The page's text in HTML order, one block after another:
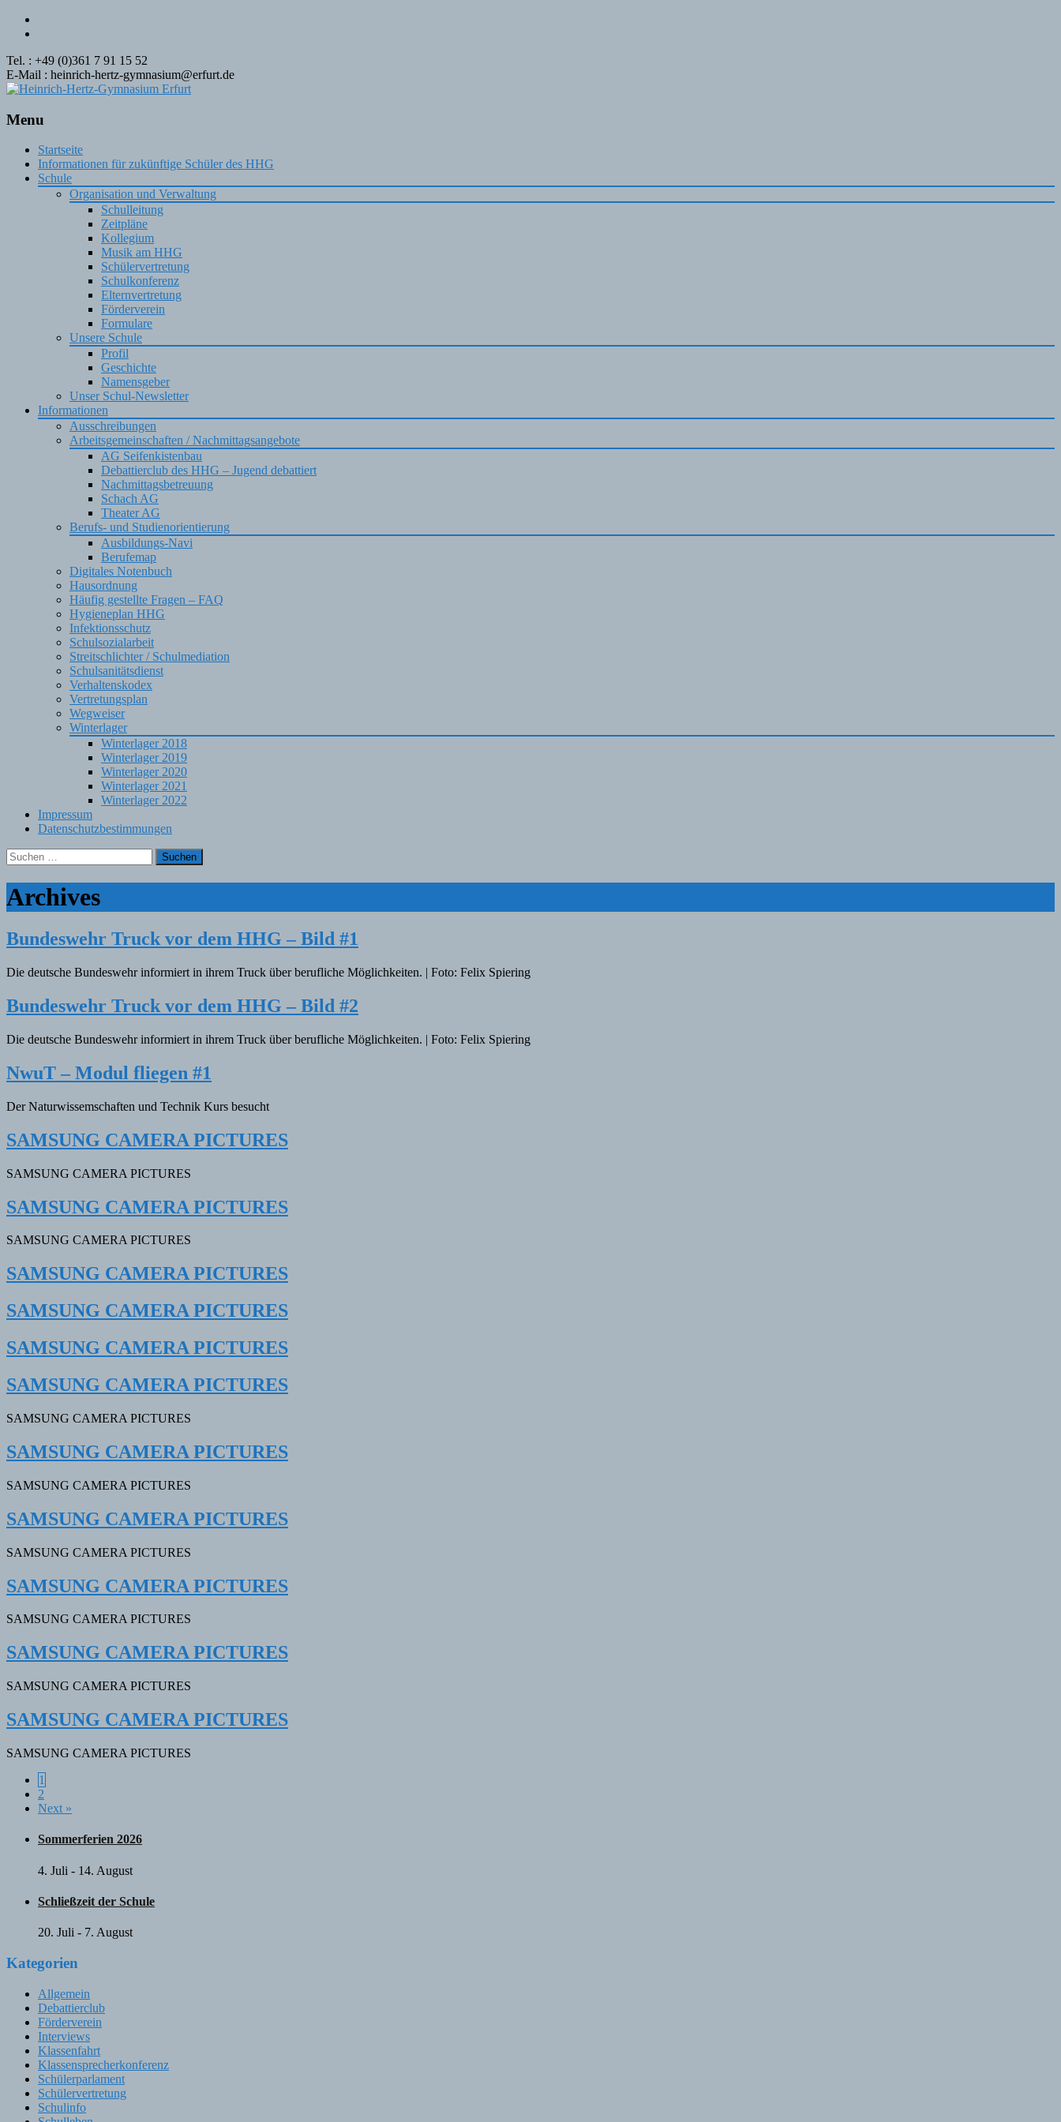
Tel. : +49 (0)361 7 91 15 52
E-Mail : heinrich-hertz-gymnasium@erfurt.de
Menu
Skip
content
Startseite
Informationen für zukünftige Schüler des HHG
Schule
Organisation und Verwaltung
Schulleitung
Zeitpläne
Kollegium
Musik am HHG
Schülervertretung
Schulkonferenz
Elternvertretung
Förderverein
Formulare
Unsere Schule
Profil
Geschichte
Namensgeber
Unser Schul-Newsletter
Informationen
Ausschreibungen
Arbeitsgemeinschaften / Nachmittagsangebote
AG Seifenkistenbau
Debattierclub des HHG – Jugend debattiert
Nachmittagsbetreuung
Schach AG
Theater AG
Berufs- und Studienorientierung
Ausbildungs-Navi
Berufemap
Digitales Notenbuch
Hausordnung
Häufig gestellte Fragen – FAQ
Hygieneplan HHG
Infektionsschutz
Schulsozialarbeit
Streitschlichter / Schulmediation
Schulsanitätsdienst
Verhaltenskodex
Vertretungsplan
Wegweiser
Winterlager
Winterlager 2018
Winterlager 2019
Winterlager 2020
Winterlager 2021
Winterlager 2022
Impressum
Datenschutzbestimmungen
Suchen
nach:
Archives
Bundeswehr Truck vor dem HHG – Bild #1
Die deutsche Bundeswehr informiert in ihrem Truck über berufliche Möglichkeiten. | Foto: Felix Spiering
Bundeswehr Truck vor dem HHG – Bild #2
Die deutsche Bundeswehr informiert in ihrem Truck über berufliche Möglichkeiten. | Foto: Felix Spiering
NwuT – Modul fliegen #1
Der Naturwissemschaften und Technik Kurs besucht
SAMSUNG CAMERA PICTURES
SAMSUNG CAMERA PICTURES
SAMSUNG CAMERA PICTURES
SAMSUNG CAMERA PICTURES
SAMSUNG CAMERA PICTURES
SAMSUNG CAMERA PICTURES
SAMSUNG CAMERA PICTURES
SAMSUNG CAMERA PICTURES
SAMSUNG CAMERA PICTURES
SAMSUNG CAMERA PICTURES
SAMSUNG CAMERA PICTURES
SAMSUNG CAMERA PICTURES
SAMSUNG CAMERA PICTURES
SAMSUNG CAMERA PICTURES
SAMSUNG CAMERA PICTURES
SAMSUNG CAMERA PICTURES
SAMSUNG CAMERA PICTURES
SAMSUNG CAMERA PICTURES
SAMSUNG CAMERA PICTURES
Posts
navigation
1
2
Next »
Sommerferien 2026
4. Juli - 14. August
Schließzeit der Schule
20. Juli - 7. August
Kategorien
Allgemein
Debattierclub
Förderverein
Interviews
Klassenfahrt
Klassensprecherkonferenz
Schülerparlament
Schülervertretung
Schulinfo